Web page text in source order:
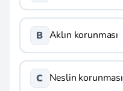
B Aklın korunması
C Neslin korunması